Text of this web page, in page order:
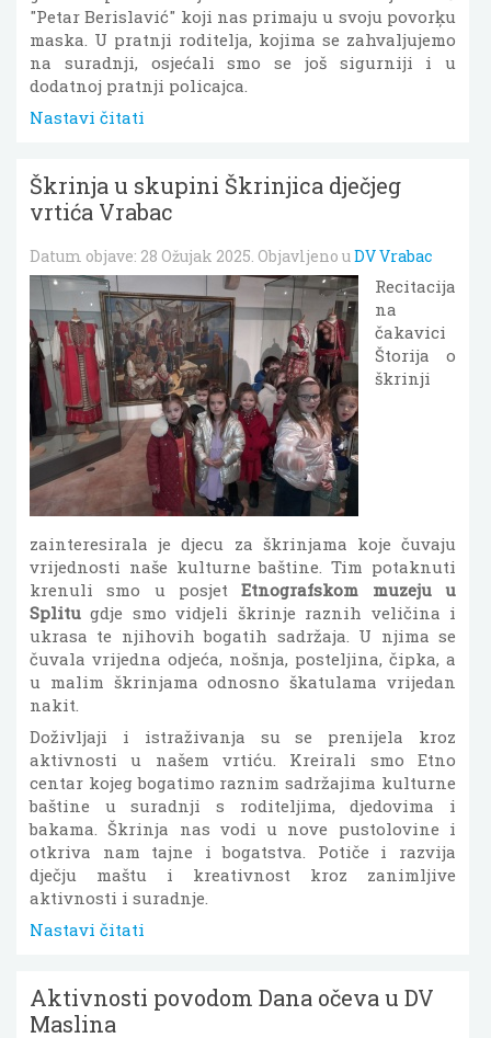
"Petar Berislavić" koji nas primaju u svoju povorķu
maska. U pratnji roditelja, kojima se zahvaljujemo
na suradnji, osjećali smo se još sigurniji i u
dodatnoj pratnji policajca.
Nastavi čitati
Škrinja u skupini Škrinjica dječjeg
vrtića Vrabac
Datum objave: 28 Ožujak 2025. Objavljeno uDV Vrabac
Recitacija
na
čakavici
Štorija o
škrinji
zainteresirala je djecu za škrinjama koje čuvaju
vrijednosti naše kulturne baštine. Tim potaknuti
krenuli smo u posjetEtnografskom muzeju u
Splitu gdje smo vidjeli škrinje raznih veličina i
ukrasa te njihovih bogatih sadržaja. U njima se
čuvala vrijedna odjeća, nošnja, posteljina, čipka, a
u malim škrinjama odnosno škatulama vrijedan
nakit.
Doživljaji i istraživanja su se prenijela kroz
aktivnosti u našem vrtiću. Kreirali smo Etno
centar kojeg bogatimo raznim sadržajima kulturne
baštine u suradnji s roditeljima, djedovima i
bakama. Škrinja nas vodi u nove pustolovine i
otkriva nam tajne i bogatstva. Potiče i razvija
dječju maštu i kreativnost kroz zanimljive
aktivnosti i suradnje.
Nastavi čitati
Aktivnosti povodom Dana očeva u DV
Maslina